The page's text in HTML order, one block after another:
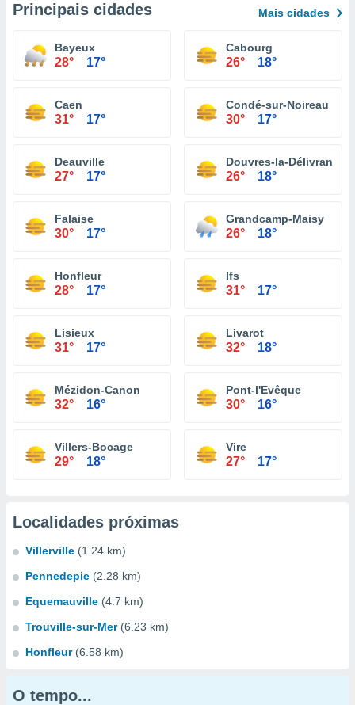
Principais cidades Mais cidades
Bayeux
28° 17°
Cabourg
26° 18°
Caen
31° 17°
Condé-sur-Noireau
30° 17°
Deauville
27° 17°
Douvres-la-Délivrande
26° 18°
Falaise
30° 17°
Grandcamp-Maisy
26° 18°
Honfleur
28° 17°
Ifs
31° 17°
Lisieux
31° 17°
Livarot
32° 18°
Mézidon-Canon
32° 16°
Pont-l'Evêque
30° 16°
Villers-Bocage
29° 18°
Vire
27° 17°
Localidades próximas
Villerville (1.24 km)
Pennedepie (2.28 km)
Equemauville (4.7 km)
Trouville-sur-Mer (6.23 km)
Honfleur (6.58 km)
O tempo...